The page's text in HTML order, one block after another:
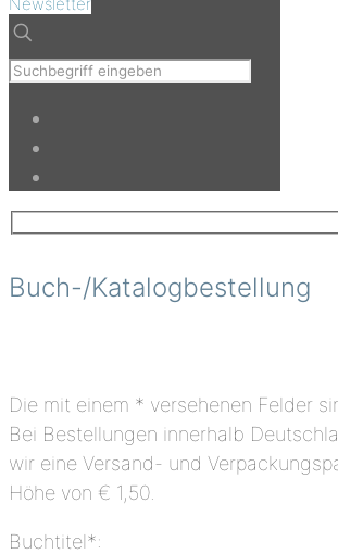
Newsletter
Buch-/Katalogbestellung
Die mit einem * versehenen Felder
Bei Bestellungen innerhalb
wir eine Versand- und
Höhe von € 1,50.
Buchtitel*: